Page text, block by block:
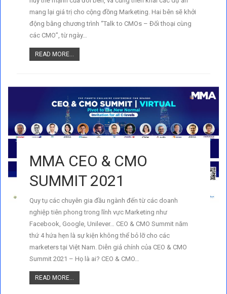
mang lại giá trị cho cộng đồng Marketing. Hai bên sẽ khởi
động bằng chương trình “Talk to CMOs – Đối thoại cùng
các CMO”, từ ngày…
READ MORE...
MMA CEO & CMO
SUMMIT 2021
Quy tụ các chuyên gia đầu ngành đến từ các doanh
nghiệp tiên phong trong lĩnh vực Marketing như
Facebook, Google, Unilever… CEO & CMO Summit năm
thứ 4 hứa hẹn là sự kiện không thể bỏ lỡ cho các
marketers tại Việt Nam. Diễn giả chính của CEO & CMO
Summit 2021 – Họ là ai? CEO & CMO…
READ MORE...